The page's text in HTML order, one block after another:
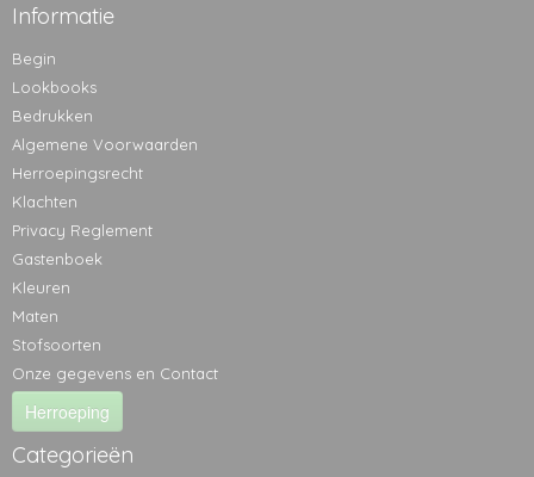
Informatie
Begin
Lookbooks
Bedrukken
Algemene Voorwaarden
Herroepingsrecht
Klachten
Privacy Reglement
Gastenboek
Kleuren
Maten
Stofsoorten
Onze gegevens en Contact
Herroeping
Categorieën